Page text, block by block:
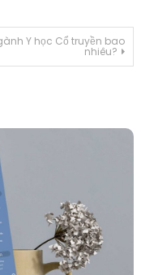
Y học Cổ truyền bao
nhiêu?